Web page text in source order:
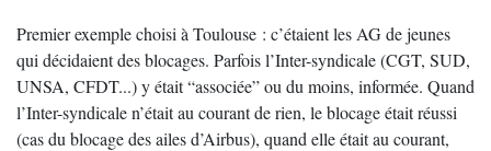
Premier exemple choisi à Toulouse : c’étaient les AG de jeunes
qui décidaient des blocages. Parfois l’Inter-syndicale (CGT, SUD,
UNSA, CFDT...) y était “associée” ou du moins, informée. Quand
l’Inter-syndicale n’était au courant de rien, le blocage était réussi
(cas du blocage des ailes d’Airbus), quand elle était au courant,